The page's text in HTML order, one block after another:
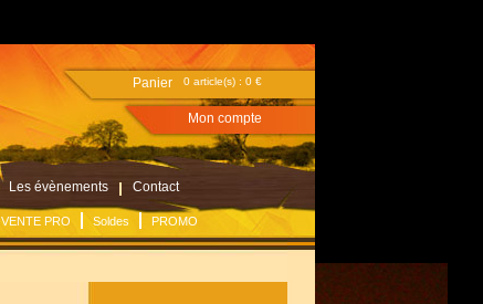
Panier 0 article(s) : 0 €
Mon compte
Les évènements Contact
VENTE PRO Soldes PROMO